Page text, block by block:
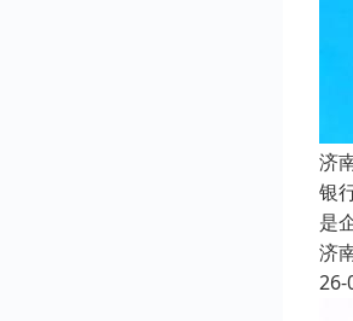
济
银
是
济
26-